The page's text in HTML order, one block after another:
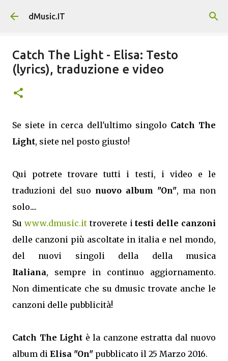
Passa ai contenuti principali
dMusic.IT
Catch The Light - Elisa: Testo
(lyrics), traduzione e video
Se siete in cerca dell'ultimo singolo Catch The
Light, siete nel posto giusto!
Qui potrete trovare tutti i testi, i video e le
traduzioni del suo nuovo album "On", ma non
solo....
Su www.dmusic.ittroverete itesti delle canzoni
delle canzoni più ascoltate in italia e nel mondo,
del nuovi singoli della della musica
Italiana, sempre in continuo aggiornamento.
Non dimenticate che su dmusic trovate anche le
canzoni delle pubblicità!
Catch The Light è la canzone estratta dal nuovo
album di Elisa "On" pubblicato il 25 Marzo 2016.